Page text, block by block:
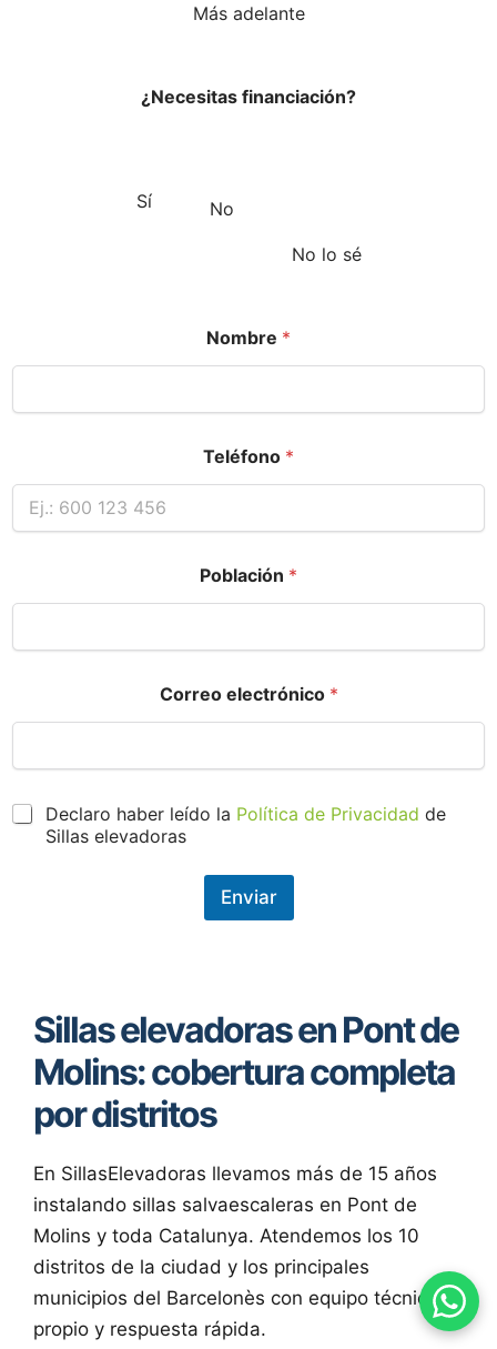
Más adelante
¿Necesitas financiación?
Sí No
No lo sé
Nombre *
Teléfono *
Población *
Correo electrónico *
P
Declaro haber leído la Política de Privacidad de
Sillas elevadoras
Enviar
Sillas elevadoras en Pont de
Molins: cobertura completa
por distritos
En SillasElevadoras llevamos más de 15 años
instalando sillas salvaescaleras en Pont de
Molins y toda Catalunya. Atendemos los 10
distritos de la ciudad y los principales
municipios del Barcelonès con equipo técnico
propio y respuesta rápida.